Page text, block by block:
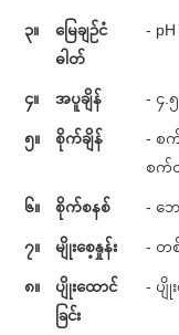
၃။
မြေချဉ်ငံ
ဓါတ်
-
၄။ အပူချိန် - ၄.၅
၅။ စိုက်ချိန်
- စက်
စက်
၆။ စိုက်စနစ် - ဘေ
၇။ မျိုးစေ့နှုန်း - တ
၈။
ပျိုးထောင်
ခြင်း
- ပျို